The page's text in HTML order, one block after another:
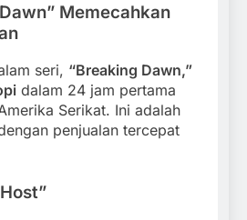
Memecahkan
seri, “Breaking Dawn,”
dalam 24 jam pertama
Serikat. Ini adalah
penjualan tercepat